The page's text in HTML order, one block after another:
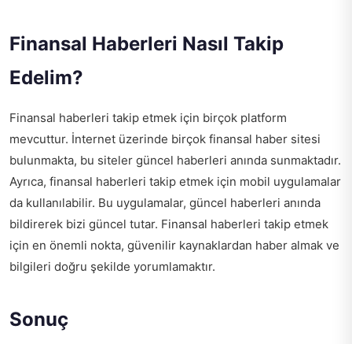
Finansal Haberleri Nasıl Takip
Edelim?
Finansal haberleri takip etmek için birçok platform
mevcuttur. İnternet üzerinde birçok finansal haber sitesi
bulunmakta, bu siteler güncel haberleri anında sunmaktadır.
Ayrıca, finansal haberleri takip etmek için mobil uygulamalar
da kullanılabilir. Bu uygulamalar, güncel haberleri anında
bildirerek bizi güncel tutar. Finansal haberleri takip etmek
için en önemli nokta, güvenilir kaynaklardan haber almak ve
bilgileri doğru şekilde yorumlamaktır.
Sonuç